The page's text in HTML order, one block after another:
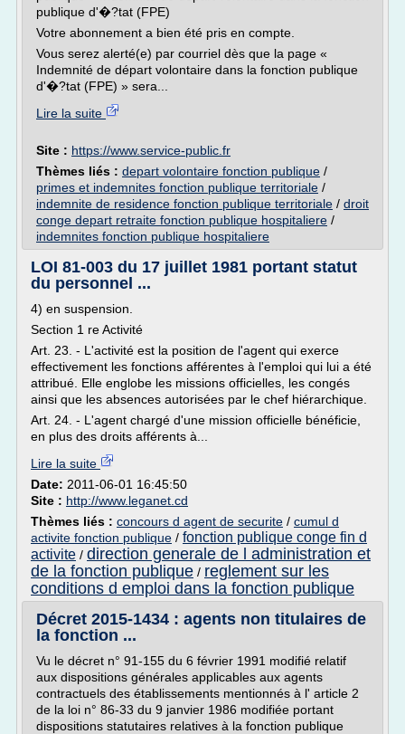
publique d'�?tat (FPE)
Votre abonnement a bien été pris en compte.
Vous serez alerté(e) par courriel dès que la page «
Indemnité de départ volontaire dans la fonction publique
d'�?tat (FPE) » sera...
Lire la suite
Site : https://www.service-public.fr
Thèmes liés : depart volontaire fonction publique /
primes et indemnites fonction publique territoriale /
indemnite de residence fonction publique territoriale / droit
conge depart retraite fonction publique hospitaliere /
indemnites fonction publique hospitaliere
LOI 81-003 du 17 juillet 1981 portant statut
du personnel ...
4) en suspension.
Section 1 re Activité
Art. 23. - L'activité est la position de l'agent qui exerce
effectivement les fonctions afférentes à l'emploi qui lui a été
attribué. Elle englobe les missions officielles, les congés
ainsi que les absences autorisées par le chef hiérarchique.
Art. 24. - L'agent chargé d'une mission officielle bénéficie,
en plus des droits afférents à...
Lire la suite
Date: 2011-06-01 16:45:50
Site : http://www.leganet.cd
Thèmes liés : concours d agent de securite / cumul d
activite fonction publique / fonction publique conge fin d
activite / direction generale de l administration et
de la fonction publique / reglement sur les
conditions d emploi dans la fonction publique
Décret 2015-1434 : agents non titulaires de
la fonction ...
Vu le décret n° 91-155 du 6 février 1991 modifié relatif
aux dispositions générales applicables aux agents
contractuels des établissements mentionnés à l' article 2
de la loi n° 86-33 du 9 janvier 1986 modifiée portant
dispositions statutaires relatives à la fonction publique